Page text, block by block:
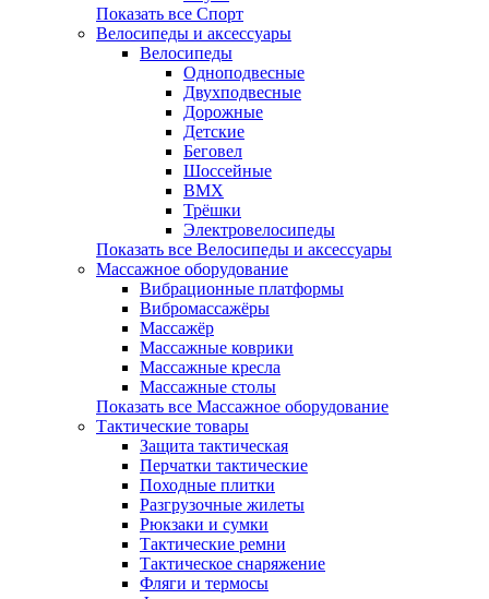
Показать все Спорт
Велосипеды и аксессуары
Велосипеды
Одноподвесные
Двухподвесные
Дорожные
Детские
Беговел
Шоссейные
BMX
Трёшки
Электровелосипеды
Показать все Велосипеды и аксессуары
Массажное оборудование
Вибрационные платформы
Вибромассажёры
Массажёр
Массажные коврики
Массажные кресла
Массажные столы
Показать все Массажное оборудование
Тактические товары
Защита тактическая
Перчатки тактические
Походные плитки
Разгрузочные жилеты
Рюкзаки и сумки
Тактические ремни
Тактическое снаряжение
Фляги и термосы